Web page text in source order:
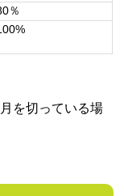
％
を切っている場